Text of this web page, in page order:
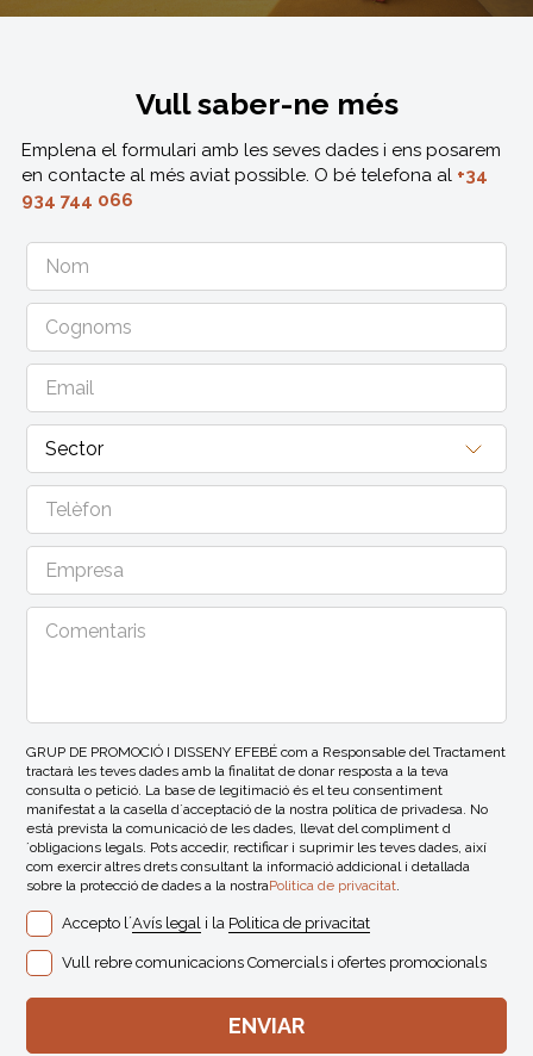
Vull saber-ne més
Emplena el formulari amb les seves dades i ens posarem
en contacte al més aviat possible. O bé telefona al +34
934 744 066
GRUP DE PROMOCIÓ I DISSENY EFEBÉ com a Responsable del Tractament
tractarà les teves dades amb la finalitat de donar resposta a la teva
consulta o petició. La base de legitimació és el teu consentiment
manifestat a la casella d´acceptació de la nostra política de privadesa. No
està prevista la comunicació de les dades, llevat del compliment d
´obligacions legals. Pots accedir, rectificar i suprimir les teves dades, així
com exercir altres drets consultant la informació addicional i detallada
sobre la protecció de dades a la nostraPolitica de privacitat.
Accepto l´Avís legal i la Politica de privacitat
Vull rebre comunicacions Comercials i ofertes promocionals